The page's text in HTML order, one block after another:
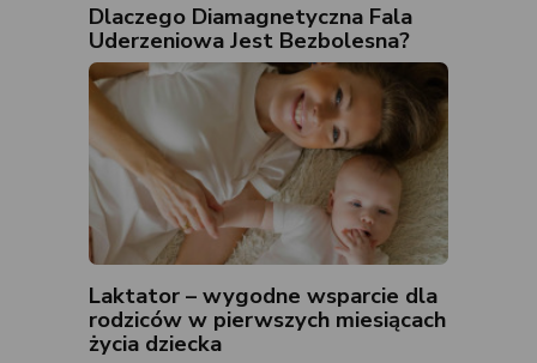
Dlaczego Diamagnetyczna Fala
Uderzeniowa Jest Bezbolesna?
Laktator – wygodne wsparcie dla
rodziców w pierwszych miesiącach
życia dziecka